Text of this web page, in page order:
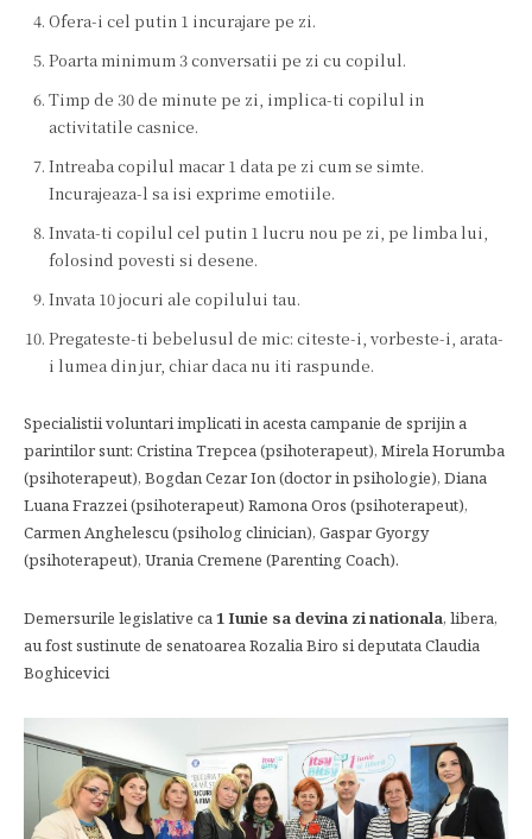
Ofera-i cel putin 1 incurajare pe zi.
Poarta minimum 3 conversatii pe zi cu copilul.
Timp de 30 de minute pe zi, implica-ti copilul in
activitatile casnice.
Intreaba copilul macar 1 data pe zi cum se simte.
Incurajeaza-l sa isi exprime emotiile.
Invata-ti copilul cel putin 1 lucru nou pe zi, pe limba lui,
folosind povesti si desene.
Invata 10 jocuri ale copilului tau.
Pregateste-ti bebelusul de mic: citeste-i, vorbeste-i, arata-
i lumea din jur, chiar daca nu iti raspunde.
Specialistii voluntari implicati in acesta campanie de sprijin a
parintilor sunt: Cristina Trepcea (psihoterapeut), Mirela Horumba
(psihoterapeut), Bogdan Cezar Ion (doctor in psihologie), Diana
Luana Frazzei (psihoterapeut) Ramona Oros (psihoterapeut),
Carmen Anghelescu (psiholog clinician), Gaspar Gyorgy
(psihoterapeut), Urania Cremene (Parenting Coach).
Demersurile legislative ca1 Iunie sa devina zi nationala, libera,
au fost sustinute de senatoarea Rozalia Biro si deputata Claudia
Boghicevici